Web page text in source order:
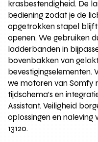
krasbestendigheid. De
bediening zodat je de
opgetrokken stapel
openen. We gebruiken
ladderbanden in
bovenbakken van
bevestigingselementen.
we motoren van Somfy
tijdschema’s en
Assistant. Veiligheid
oplossingen en naleving
13120.